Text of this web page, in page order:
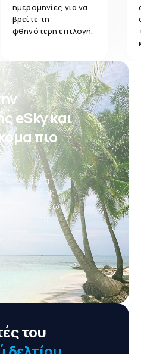
ημερομηνίες για να
βρείτε τη
φθηνότερη επιλογή.
eSky και
πιο
κάθε μέρα:
city break
κρατήσεων
στη
του